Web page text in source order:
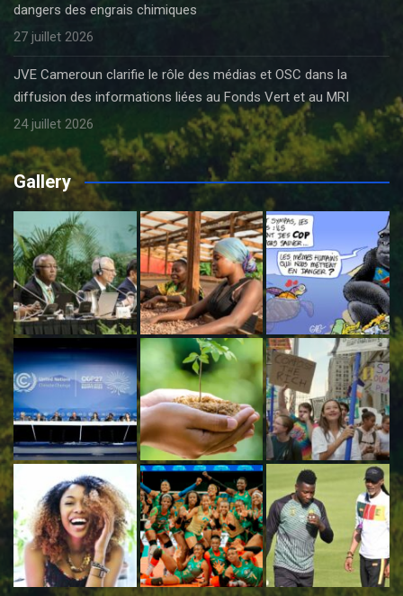
dangers des engrais chimiques
27 juillet 2026
JVE Cameroun clarifie le rôle des médias et OSC dans la
diffusion des informations liées au Fonds Vert et au MRI
24 juillet 2026
Gallery